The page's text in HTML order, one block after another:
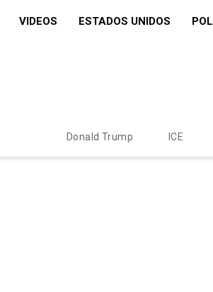
VIDEOS ESTADOS UNIDOS
Donald Trump ICE